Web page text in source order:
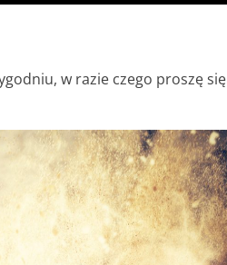
w razie czego proszę się